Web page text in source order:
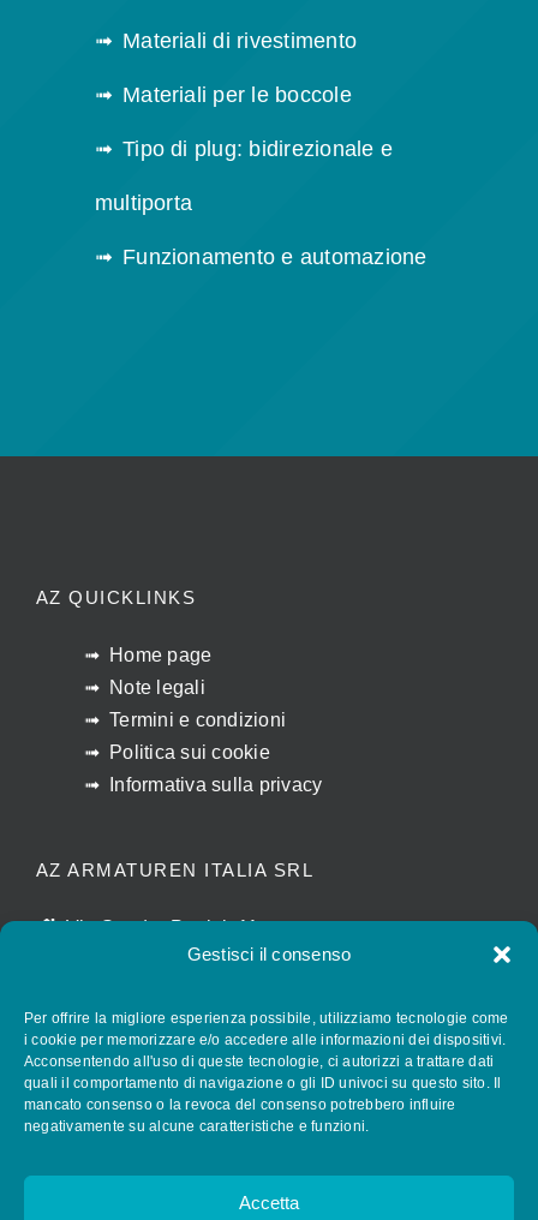
Gestisci il consenso
Per offrire la migliore esperienza possibile, utilizziamo tecnologie come
i cookie per memorizzare e/o accedere alle informazioni dei dispositivi.
Acconsentendo all'uso di queste tecnologie, ci autorizzi a trattare dati
quali il comportamento di navigazione o gli ID univoci su questo sito. Il
mancato consenso o la revoca del consenso potrebbero influire
negativamente su alcune caratteristiche e funzioni.
Accetta
Materiali di rivestimento
Materiali per le boccole
Tipo di plug: bidirezionale e
multiporta
Funzionamento e automazione
AZ QUICKLINKS
Home page
Note legali
Termini e condizioni
Politica sui cookie
Informativa sulla privacy
AZ ARMATUREN ITALIA SRL
Via Sandro Pertini, 11
I-28010 CALTIGNAGA (NO)
+39 (0) 321 652028
FOLLOW AZ ARMATUREN